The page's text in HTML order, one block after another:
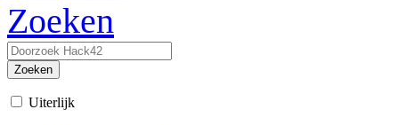
Zoeken
Zoeken
Uiterlijk